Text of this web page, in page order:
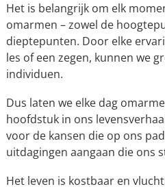
Het is belangrijk om elk
omarmen – zowel de
dieptepunten. Door elke
les of een zegen, kunnen we
individuen.
Dus laten we elke dag
hoofdstuk in ons
voor de kansen die op ons
uitdagingen aangaan die ons
Het leven is kostbaar en